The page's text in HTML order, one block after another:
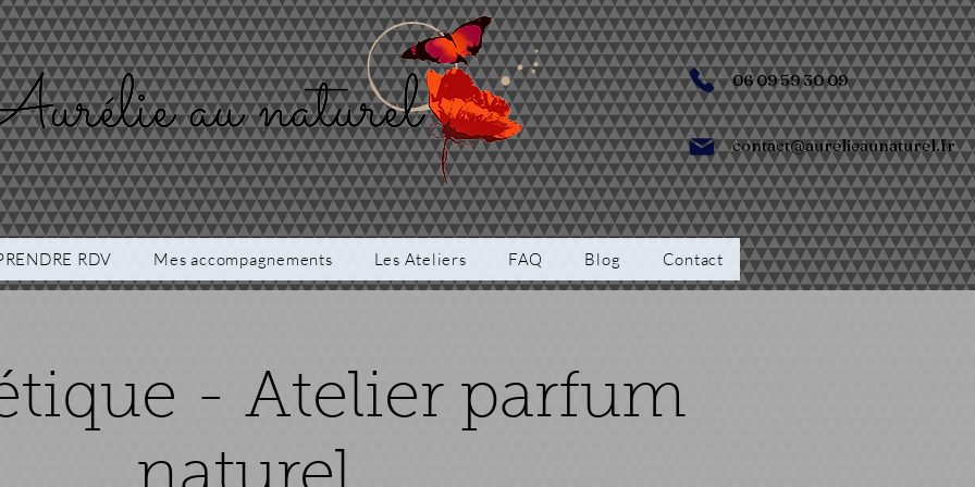
06 09 59 30 09
contact@aurelieaunaturel.fr
RDV Mes accompagnements Les Ateliers FAQ Blog Contact
- Atelier parfum